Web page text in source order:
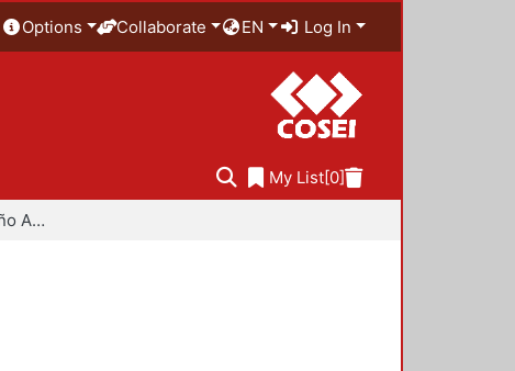
Options Collaborate EN Log In
My List[0]
Especialidad en Diseño Ambiental